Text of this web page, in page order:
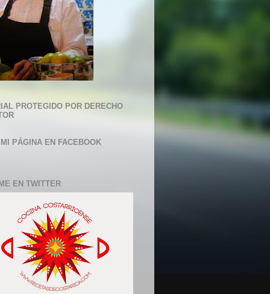
PROTEGIDO POR DERECHO
PÁGINA EN FACEBOOK
EN TWITTER